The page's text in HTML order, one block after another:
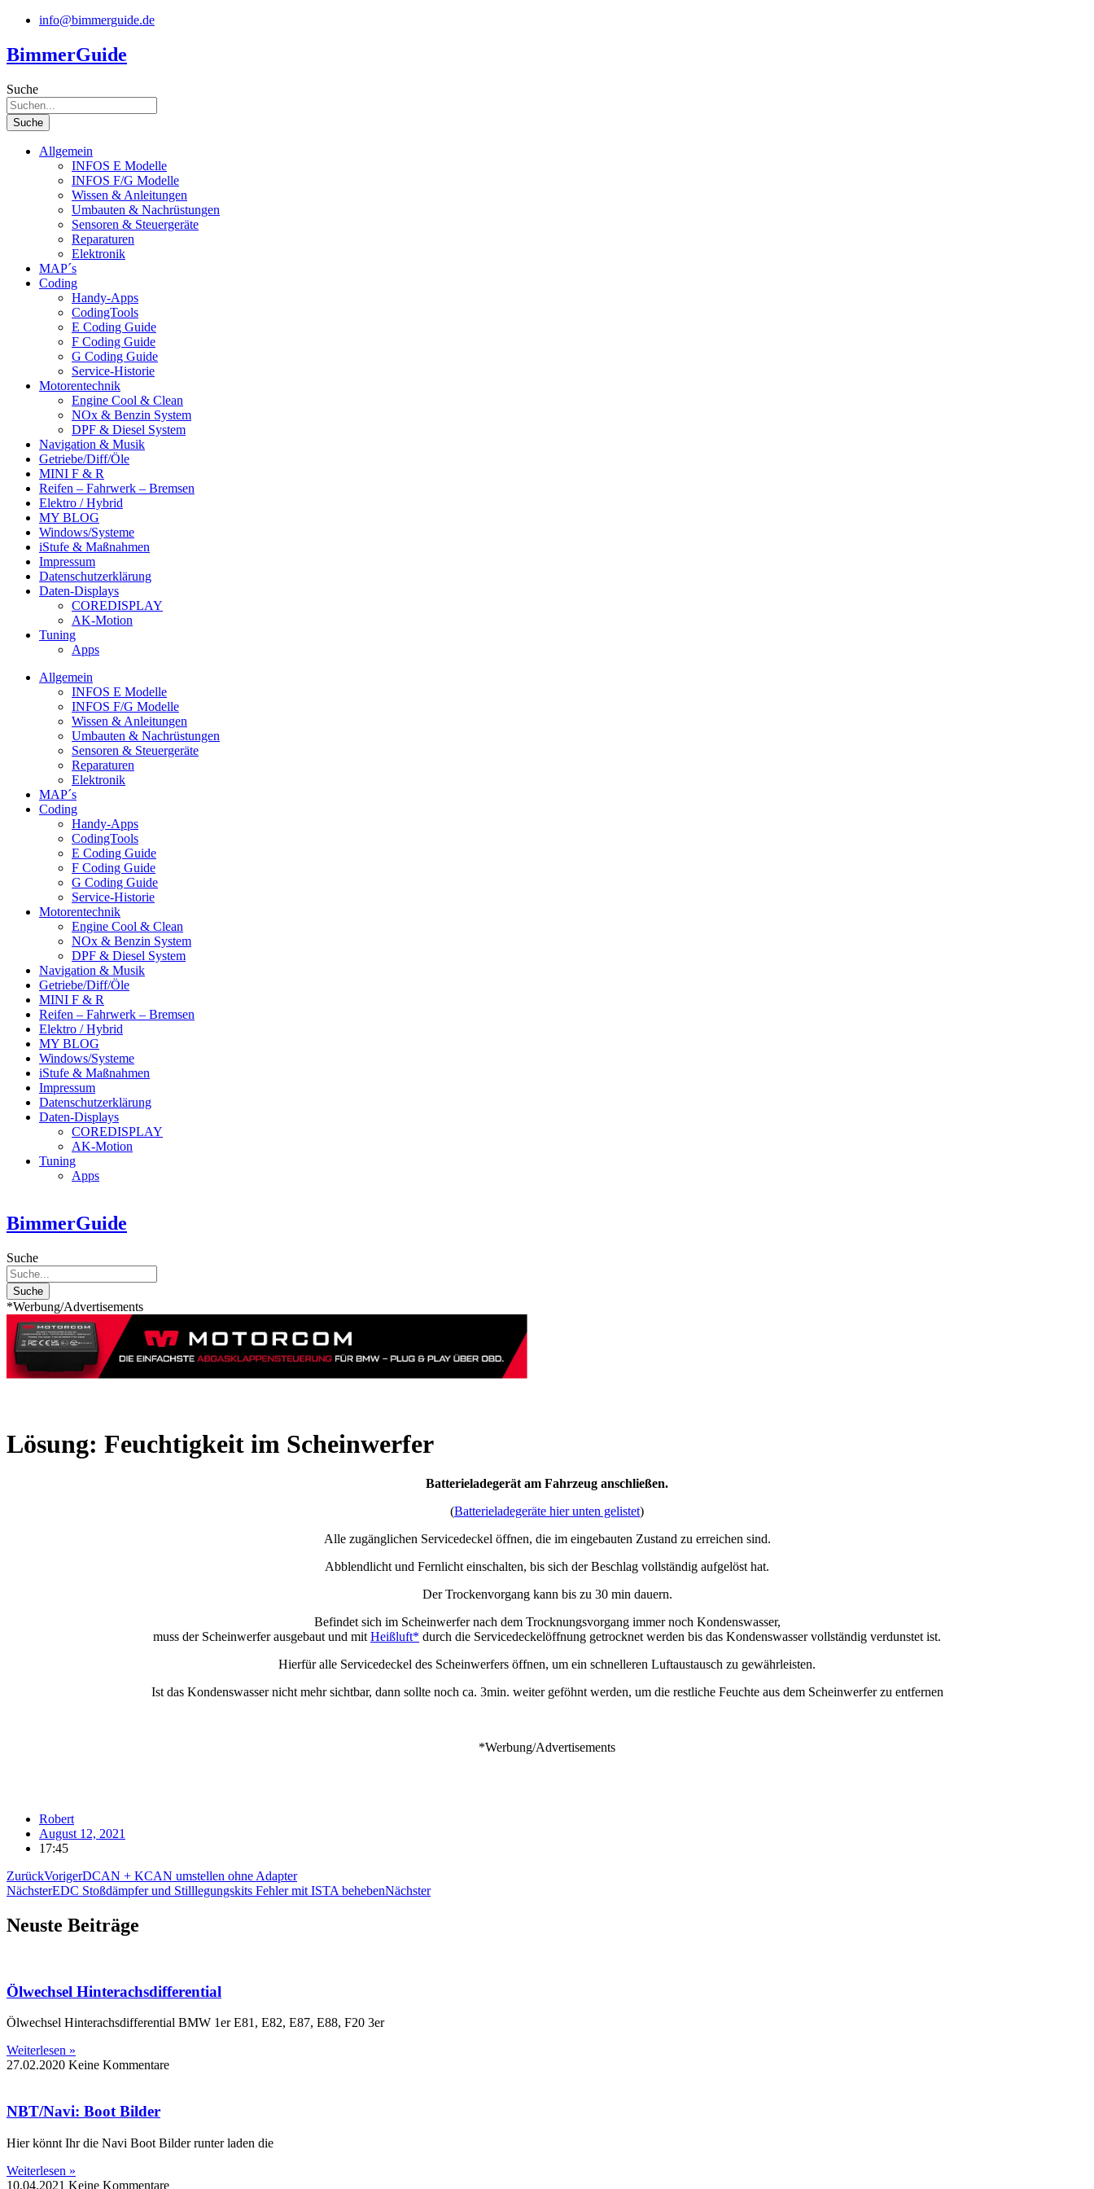
Zum
springen
info@bimmerguide.de
BimmerGuide
Suche
Suche
Allgemein
INFOS E Modelle
INFOS F/G Modelle
Wissen & Anleitungen
Umbauten & Nachrüstungen
Sensoren & Steuergeräte
Reparaturen
Elektronik
MAP´s
Coding
Handy-Apps
CodingTools
E Coding Guide
F Coding Guide
G Coding Guide
Service-Historie
Motorentechnik
Engine Cool & Clean
NOx & Benzin System
DPF & Diesel System
Navigation & Musik
Getriebe/Diff/Öle
MINI F & R
Reifen – Fahrwerk – Bremsen
Elektro / Hybrid
MY BLOG
Windows/Systeme
iStufe & Maßnahmen
Impressum
Datenschutzerklärung
Daten-Displays
COREDISPLAY
AK-Motion
Tuning
Apps
Allgemein
INFOS E Modelle
INFOS F/G Modelle
Wissen & Anleitungen
Umbauten & Nachrüstungen
Sensoren & Steuergeräte
Reparaturen
Elektronik
MAP´s
Coding
Handy-Apps
CodingTools
E Coding Guide
F Coding Guide
G Coding Guide
Service-Historie
Motorentechnik
Engine Cool & Clean
NOx & Benzin System
DPF & Diesel System
Navigation & Musik
Getriebe/Diff/Öle
MINI F & R
Reifen – Fahrwerk – Bremsen
Elektro / Hybrid
MY BLOG
Windows/Systeme
iStufe & Maßnahmen
Impressum
Datenschutzerklärung
Daten-Displays
COREDISPLAY
AK-Motion
Tuning
Apps
BimmerGuide
Suche
Suche
*Werbung/Advertisements
Lösung: Feuchtigkeit im Scheinwerfer
Batterieladegerät am Fahrzeug anschließen.
(Batterieladegeräte hier unten gelistet)
Alle zugänglichen Servicedeckel öffnen, die im eingebauten Zustand zu erreichen sind.
Abblendlicht und Fernlicht einschalten, bis sich der Beschlag vollständig aufgelöst hat.
Der Trockenvorgang kann bis zu 30 min dauern.
Befindet sich im Scheinwerfer nach dem Trocknungsvorgang immer noch Kondenswasser,
muss der Scheinwerfer ausgebaut und mit Heißluft* durch die Servicedeckelöffnung getrocknet werden bis das Kondenswasser vollständig verdunstet ist.
Hierfür alle Servicedeckel des Scheinwerfers öffnen, um ein schnelleren Luftaustausch zu gewährleisten.
Ist das Kondenswasser nicht mehr sichtbar, dann sollte noch ca. 3min. weiter geföhnt werden, um die restliche Feuchte aus dem Scheinwerfer zu entfernen
*Werbung/Advertisements
Robert
August 12, 2021
17:45
ZurückVorigerDCAN + KCAN umstellen ohne Adapter
NächsterEDC Stoßdämpfer und Stilllegungskits Fehler mit ISTA behebenNächster
Neuste Beiträge
Ölwechsel Hinterachsdifferential
Ölwechsel Hinterachsdifferential BMW 1er E81, E82, E87, E88, F20 3er
Weiterlesen »
27.02.2020 Keine Kommentare
NBT/Navi: Boot Bilder
Hier könnt Ihr die Navi Boot Bilder runter laden die
Weiterlesen »
10.04.2021 Keine Kommentare